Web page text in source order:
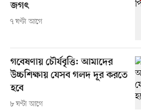
জগৎ
৭ ঘণ্টা আগে
গবেষণায় চৌর্যবৃত্তি: আমাদের
উচ্চশিক্ষায় যেসব গলদ দূর করতে
হবে
৮ ঘণ্টা আগে